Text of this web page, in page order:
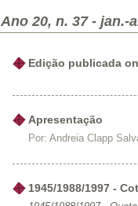
Ano 20, n. 37 - jan.-
Edição publicada
Apresentação
Por: Andreia Clapp
1945/1988/1997 -